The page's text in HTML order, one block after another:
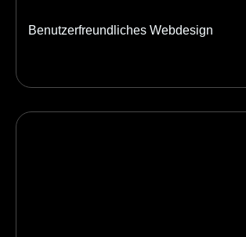
Benutzerfreundliches Webdesign